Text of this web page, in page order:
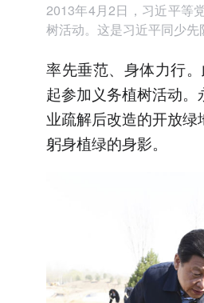
2013年4月2日，习近平等
树活动。这是习近平同少先
率先垂范、身体力行
起参加义务植树活动
业疏解后改造的开放
躬身植绿的身影。